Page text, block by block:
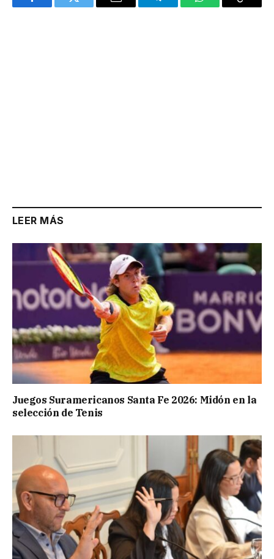
FacebookTwitter Email TelegramWhatsAppCopy
LEER MÁS
Juegos Suramericanos Santa Fe 2026: Midón en la
selección de Tenis